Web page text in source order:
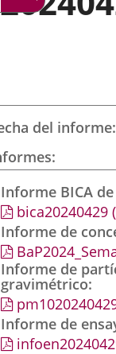
del informe
Informe BICA
bica20240429
Informe de
Informe de
gravimétrico
Informe de